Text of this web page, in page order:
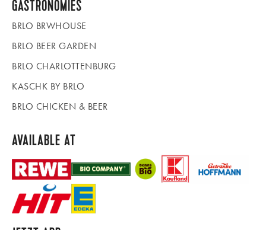
GASTRONOMIES
BRLO BRWHOUSE
BRLO BEER GARDEN
BRLO CHARLOTTENBURG
KASCHK BY BRLO
BRLO CHICKEN & BEER
AVAILABLE AT